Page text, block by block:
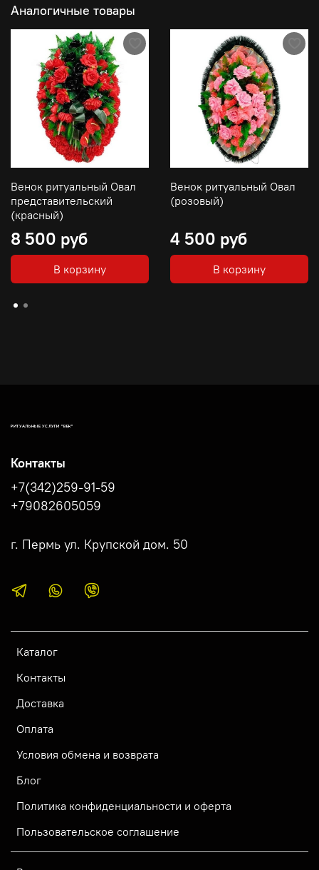
Аналогичные товары
Венок ритуальный Овал
представительский
(красный)
8 500 руб
В корзину
Венок ритуальный Овал
(розовый)
4 500 руб
В корзину
РИТУАЛЬНЫЕ УСЛУГИ "ВЕК"
Каталог
Контакты
Доставка
Оплата
Условия обмена и возврата
Блог
Политика конфиденциальности и оферта
Пользовательское соглашение
Контакты
+7(342)259-91-59
+79082605059
г. Пермь ул. Крупской дом. 50